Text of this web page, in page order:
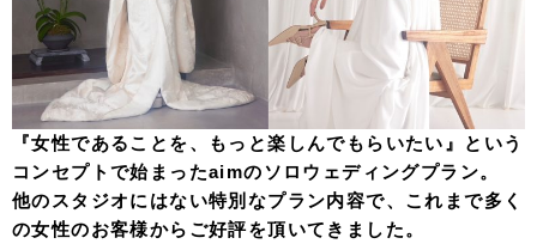
『女性であることを、もっと楽しんでもらいたい』という
コンセプトで始まったaimのソロウェディングプラン。
他のスタジオにはない特別なプラン内容で、これまで多く
の女性のお客様からご好評を頂いてきました。